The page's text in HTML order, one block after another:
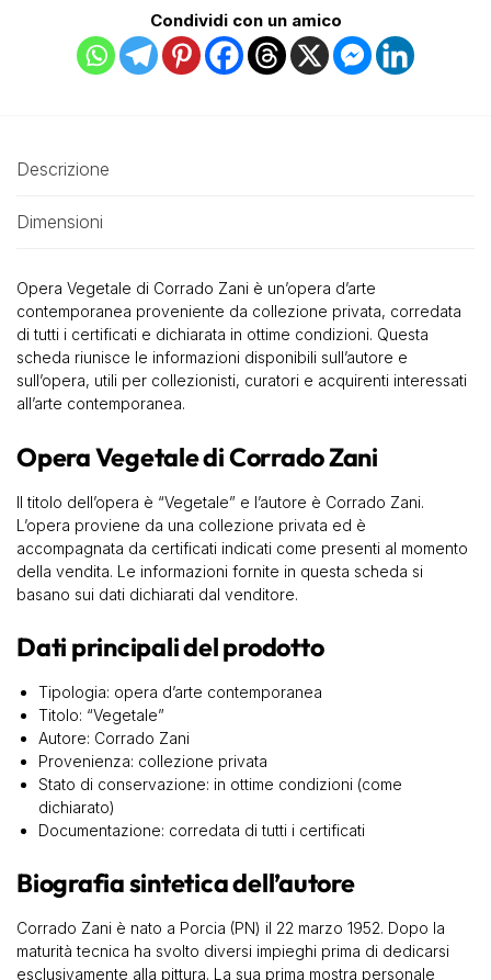
Condividi con un amico
Descrizione
Dimensioni
Opera Vegetale di Corrado Zani è un’opera d’arte
contemporanea proveniente da collezione privata, corredata
di tutti i certificati e dichiarata in ottime condizioni. Questa
scheda riunisce le informazioni disponibili sull’autore e
sull’opera, utili per collezionisti, curatori e acquirenti interessati
all’arte contemporanea.
Opera Vegetale di Corrado Zani
Il titolo dell’opera è “Vegetale” e l’autore è Corrado Zani.
L’opera proviene da una collezione privata ed è
accompagnata da certificati indicati come presenti al momento
della vendita. Le informazioni fornite in questa scheda si
basano sui dati dichiarati dal venditore.
Dati principali del prodotto
Tipologia: opera d’arte contemporanea
Titolo: “Vegetale”
Autore: Corrado Zani
Provenienza: collezione privata
Stato di conservazione: in ottime condizioni (come
dichiarato)
Documentazione: corredata di tutti i certificati
Biografia sintetica dell’autore
Corrado Zani è nato a Porcia (PN) il 22 marzo 1952. Dopo la
maturità tecnica ha svolto diversi impieghi prima di dedicarsi
esclusivamente alla pittura. La sua prima mostra personale